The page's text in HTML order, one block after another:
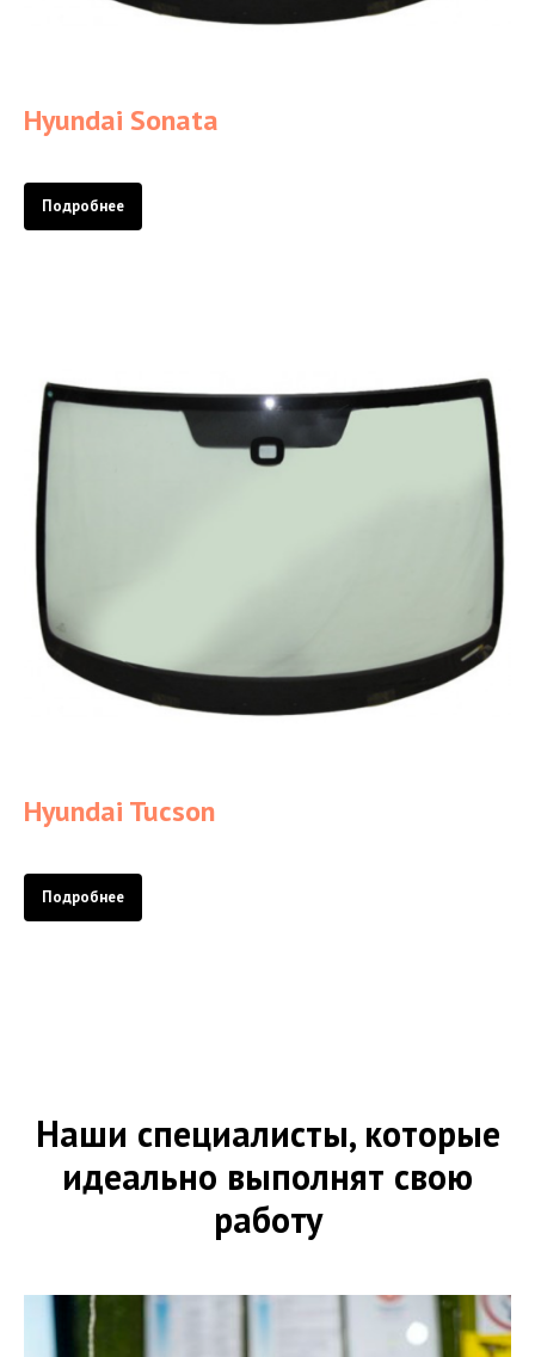
Hyundai Sonata
Подробнее
Hyundai Tucson
Подробнее
Наши специалисты, которые
идеально выполнят свою
работу